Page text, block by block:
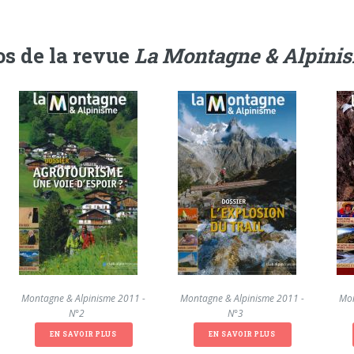
de la revue La Montagne &
La Montagne & Alpinisme 2011 -
N°2
EN SAVOIR PLUS
La Montagne & Alpinisme 2011 -
N°3
EN SAVOIR PLUS
La